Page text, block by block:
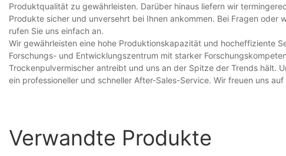
Produktqualität zu gewährleisten. Darüber hinaus liefern wir
Produkte sicher und unversehrt bei Ihnen ankommen. Bei Fragen
rufen Sie uns einfach an.
Wir gewährleisten eine hohe Produktionskapazität und hocheffiziente
Forschungs- und Entwicklungszentrum mit starker
Trockenpulvermischer antreibt und uns an der Spitze der Trends hält.
ein professioneller und schneller After-Sales-Service. Wir freuen uns
Verwandte Produkte